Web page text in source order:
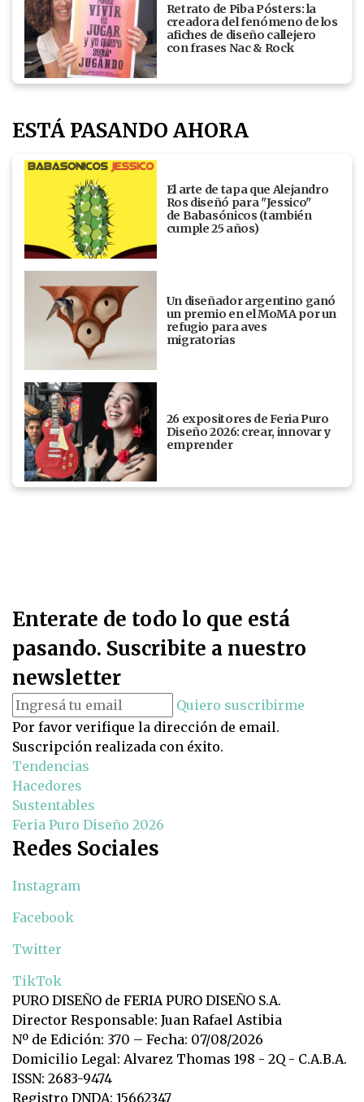
Retrato de Piba Pósters: la
creadora del fenómeno de los
afiches de diseño callejero
con frases Nac & Rock
ESTÁ PASANDO AHORA
El arte de tapa que Alejandro
Ros diseñó para "Jessico"
de Babasónicos (también
cumple 25 años)
Un diseñador argentino ganó
un premio en el MoMA por un
refugio para aves
migratorias
26 expositores de Feria Puro
Diseño 2026: crear, innovar y
emprender
Enterate de todo lo que está
pasando. Suscribite a nuestro
newsletter
Quiero suscribirme
Por favor verifique la dirección de email.
Suscripción realizada con éxito.
Tendencias
Hacedores
Sustentables
Feria Puro Diseño 2026
Redes Sociales
Instagram
Facebook
Twitter
TikTok
PURO DISEÑO de FERIA PURO DISEÑO S.A.
Director Responsable: Juan Rafael Astibia
Nº de Edición: 370 – Fecha: 07/08/2026
Domicilio Legal: Alvarez Thomas 198 - 2Q - C.A.B.A.
ISSN: 2683-9474
Registro DNDA: 15662347